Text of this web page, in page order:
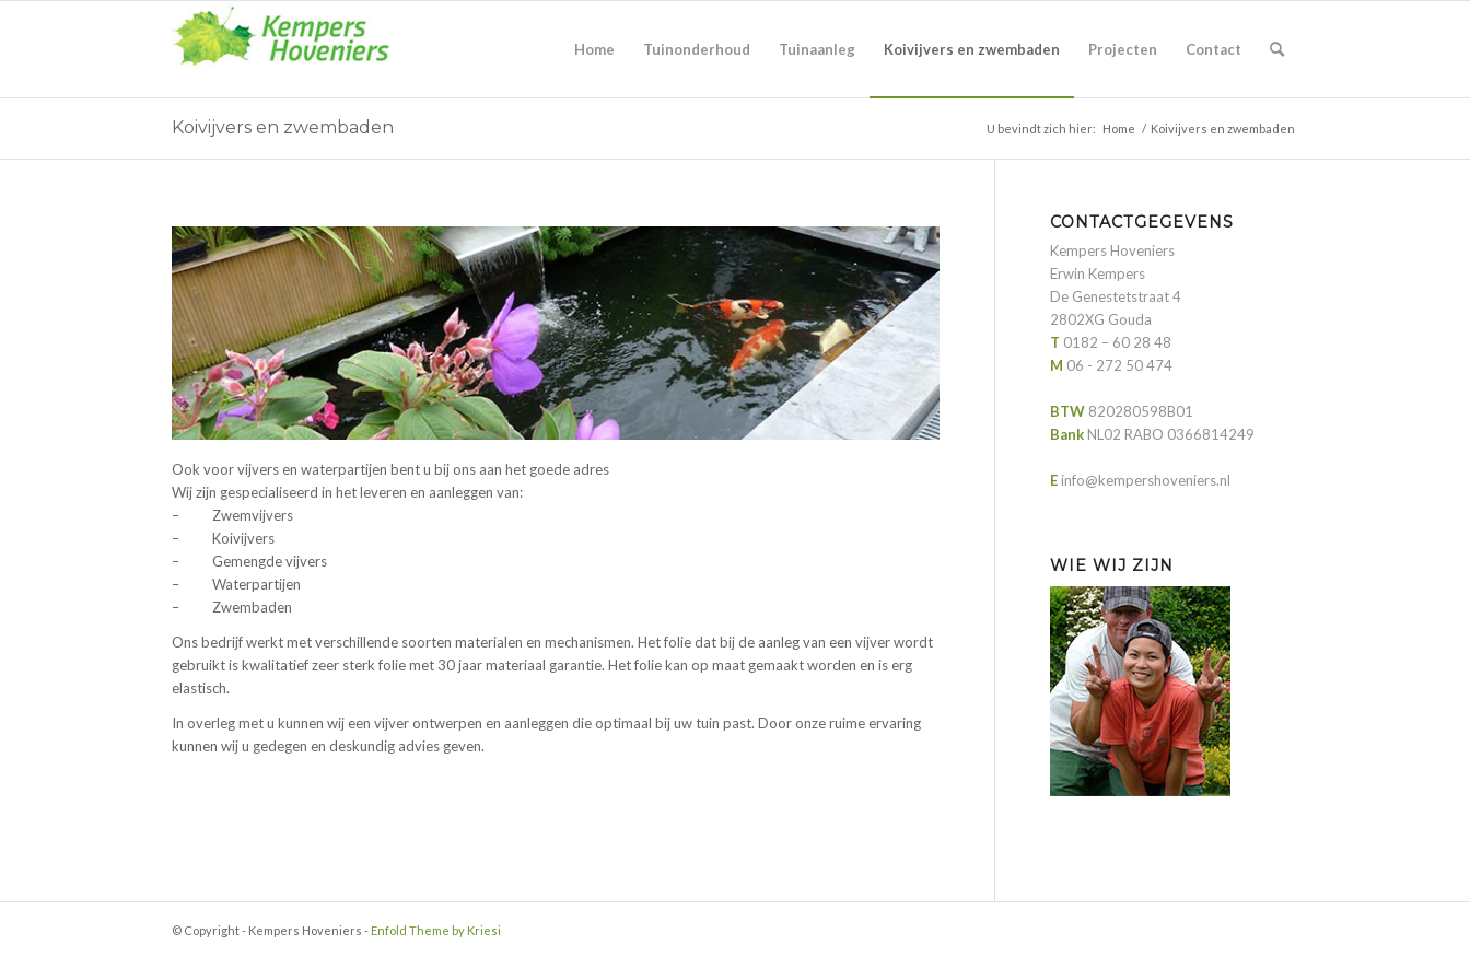
Home Tuinonderhoud Tuinaanleg Koivijvers en zwembaden Projecten Contact
Koivijvers en zwembaden U bevindt zich hier: Home / Koivijvers en zwembaden
Ook voor vijvers en waterpartijen bent u bij ons aan het goede adres
Wij zijn gespecialiseerd in het leveren en aanleggen van:
– Zwemvijvers
– Koivijvers
– Gemengde vijvers
– Waterpartijen
– Zwembaden
Ons bedrijf werkt met verschillende soorten materialen en mechanismen. Het folie dat bij de aanleg van een vijver wordt
gebruikt is kwalitatief zeer sterk folie met 30 jaar materiaal garantie. Het folie kan op maat gemaakt worden en is erg
elastisch.
In overleg met u kunnen wij een vijver ontwerpen en aanleggen die optimaal bij uw tuin past. Door onze ruime ervaring
kunnen wij u gedegen en deskundig advies geven.
CONTACTGEGEVENS
Kempers Hoveniers
Erwin Kempers
De Genestetstraat 4
2802XG Gouda
T 0182 – 60 28 48
M 06 - 272 50 474
BTW820280598B01
BankNL02 RABO 0366814249
E info@kempershoveniers.nl
WIE WIJ ZIJN
© Copyright - Kempers Hoveniers - Enfold Theme by Kriesi